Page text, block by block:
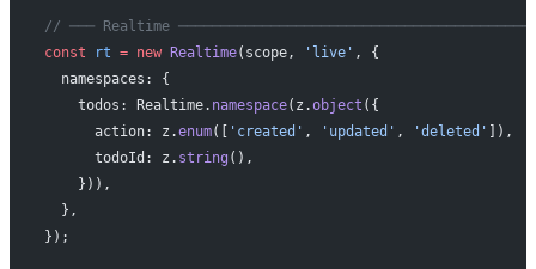
// ─── Realtime
const rt = new Realtime(scope, 'live' , {
  namespaces: {
    todos: Realtime.
namespace(z.object ({
      action: z.
enum([ 'created' , 'updated' , 'deleted'
]),
      todoId: z.
string (),
    })),
  },
});